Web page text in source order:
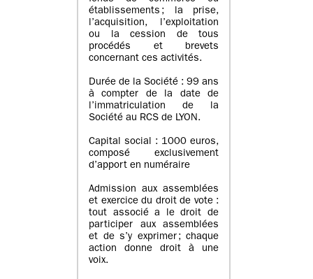
établissements ; la prise,
l’acquisition, l’exploitation
ou la cession de tous
procédés et brevets
concernant ces activités.
Durée de la Société : 99 ans
à compter de la date de
l’immatriculation de la
Société au RCS de LYON.
Capital social : 1000 euros,
composé exclusivement
d’apport en numéraire
Admission aux assemblées
et exercice du droit de vote :
tout associé a le droit de
participer aux assemblées
et de s’y exprimer ; chaque
action donne droit à une
voix.